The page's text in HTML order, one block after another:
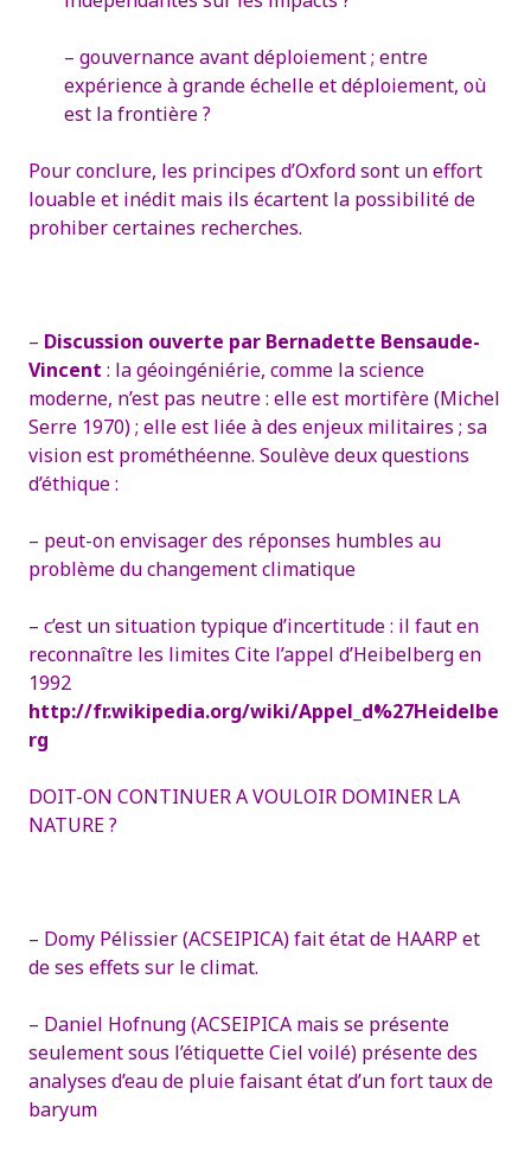
– gouvernance avant déploiement ; entre
expérience à grande échelle et déploiement, où
est la frontière ?
Pour conclure, les principes d’Oxford sont un effort
louable et inédit mais ils écartent la possibilité de
prohiber certaines recherches.
– Discussion ouverte par Bernadette Bensaude-
Vincent : la géoingéniérie, comme la science
moderne, n’est pas neutre : elle est mortifère (Michel
Serre 1970) ; elle est liée à des enjeux militaires ; sa
vision est prométhéenne. Soulève deux questions
d’éthique :
– peut-on envisager des réponses humbles au
problème du changement climatique
– c’est un situation typique d’incertitude : il faut en
reconnaître les limites Cite l’appel d’Heibelberg en
1992
http://fr.wikipedia.org/wiki/Appel_d%27Heidelbe
rg
DOIT-ON CONTINUER A VOULOIR DOMINER LA
NATURE ?
– Domy Pélissier (ACSEIPICA) fait état de HAARP et
de ses effets sur le climat.
– Daniel Hofnung (ACSEIPICA mais se présente
seulement sous l’étiquette Ciel voilé) présente des
analyses d’eau de pluie faisant état d’un fort taux de
baryum